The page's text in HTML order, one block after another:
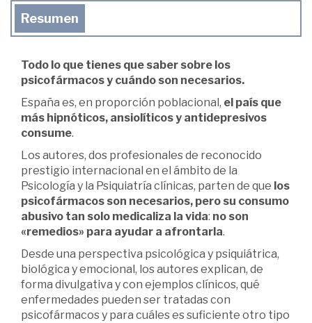
Resumen
Todo lo que tienes que saber sobre los
psicofármacos y cuándo son necesarios.
España es, en proporción poblacional, el país que
más hipnóticos, ansiolíticos y antidepresivos
consume.
Los autores, dos profesionales de reconocido
prestigio internacional en el ámbito de la
Psicología y la Psiquiatría clínicas, parten de que los
psicofármacos son necesarios, pero su consumo
abusivo tan solo medicaliza la vida: no son
«remedios» para ayudar a afrontarla.
Desde una perspectiva psicológica y psiquiátrica,
biológica y emocional, los autores explican, de
forma divulgativa y con ejemplos clínicos, qué
enfermedades pueden ser tratadas con
psicofármacos y para cuáles es suficiente otro tipo